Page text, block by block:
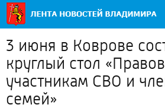
3 июня в Коврове
круглый стол
участникам СВО и
семей»